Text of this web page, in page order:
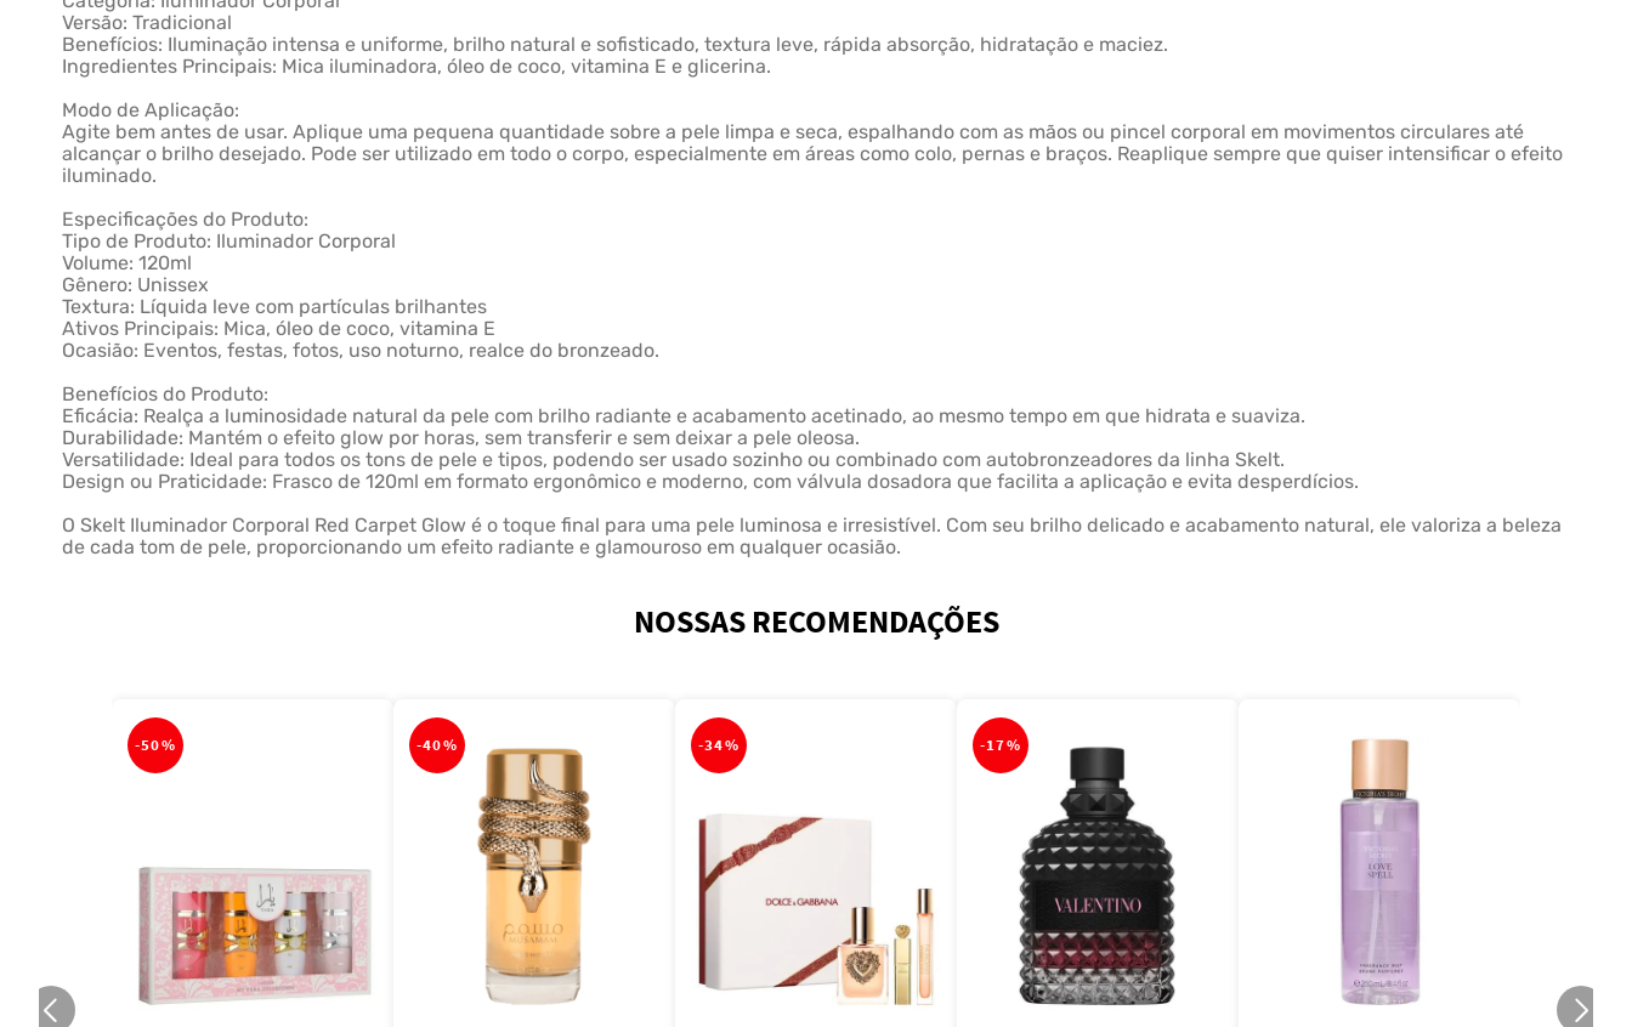
Versão: Tradicional
Benefícios: Iluminação intensa e uniforme, brilho natural e sofisticado, textura leve, rápida absorção, hidratação e maciez.
Ingredientes Principais: Mica iluminadora, óleo de coco, vitamina E e glicerina.
Modo de Aplicação:
Agite bem antes de usar. Aplique uma pequena quantidade sobre a pele limpa e seca, espalhando com as mãos ou pincel corporal em movimentos circulares até
alcançar o brilho desejado. Pode ser utilizado em todo o corpo, especialmente em áreas como colo, pernas e braços. Reaplique sempre que quiser intensificar o efeito
iluminado.
Especificações do Produto:
Tipo de Produto: Iluminador Corporal
Volume: 120ml
Gênero: Unissex
Textura: Líquida leve com partículas brilhantes
Ativos Principais: Mica, óleo de coco, vitamina E
Ocasião: Eventos, festas, fotos, uso noturno, realce do bronzeado.
Benefícios do Produto:
Eficácia: Realça a luminosidade natural da pele com brilho radiante e acabamento acetinado, ao mesmo tempo em que hidrata e suaviza.
Durabilidade: Mantém o efeito glow por horas, sem transferir e sem deixar a pele oleosa.
Versatilidade: Ideal para todos os tons de pele e tipos, podendo ser usado sozinho ou combinado com autobronzeadores da linha Skelt.
Design ou Praticidade: Frasco de 120ml em formato ergonômico e moderno, com válvula dosadora que facilita a aplicação e evita desperdícios.
O Skelt Iluminador Corporal Red Carpet Glow é o toque final para uma pele luminosa e irresistível. Com seu brilho delicado e acabamento natural, ele valoriza a beleza
de cada tom de pele, proporcionando um efeito radiante e glamouroso em qualquer ocasião.
NOSSAS RECOMENDAÇÕES
-50% -40% -34% -17%